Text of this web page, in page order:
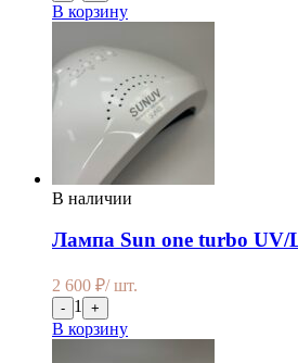
В корзину
В наличии
Лампа Sun one turbo UV/
2 600 ₽/ шт.
- 1 +
В корзину